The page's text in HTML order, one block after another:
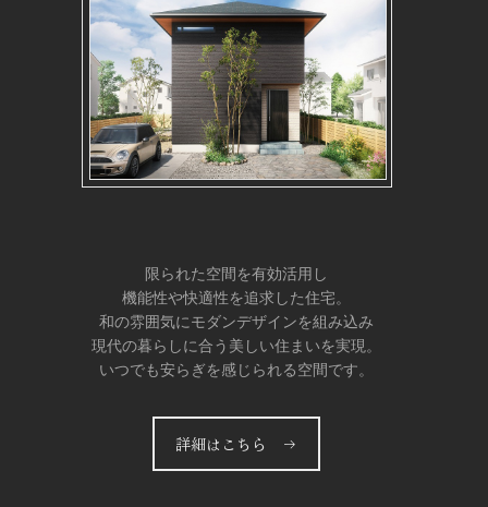
限られた空間を有効活用し
機能性や快適性を追求した住宅。
和の雰囲気にモダンデザインを組み込み
現代の暮らしに合う美しい住まいを実現。
いつでも安らぎを感じられる空間です。
詳細はこちら →